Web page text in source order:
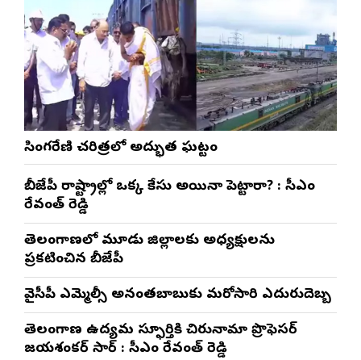
సింగరేణి చరిత్రలో అద్భుత ఘట్టం
బీజేపీ రాష్ట్రాల్లో ఒక్క కేసు అయినా పెట్టారా? : సీఎం
రేవంత్ రెడ్డి
తెలంగాణలో మూడు జిల్లాలకు అధ్యక్షులను
ప్రకటించిన బీజేపీ
వైసీపీ ఎమ్మెల్సీ అనంతబాబుకు మరోసారి ఎదురుదెబ్బ
తెలంగాణ ఉద్యమ స్ఫూర్తికి చిరునామా ప్రొఫెసర్
జయశంకర్ సార్ : సీఎం రేవంత్ రెడ్డి